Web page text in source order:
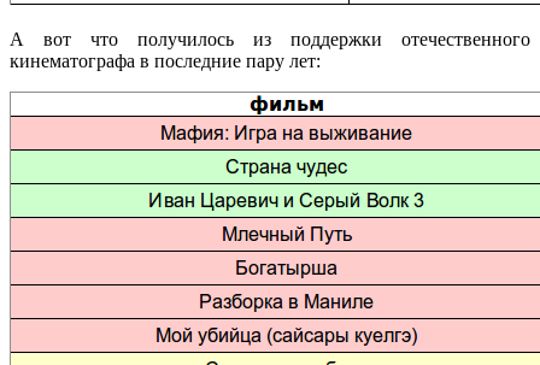
А вот что получилось из поддержки отечественного
кинематографа в последние пару лет: